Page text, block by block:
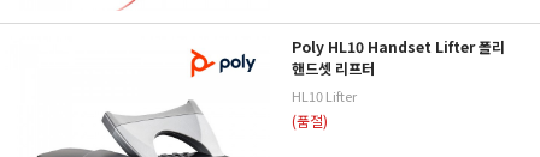
Poly HL10 Handset Lifter 폴리
핸드셋 리프터
HL10 Lifter
(품절)